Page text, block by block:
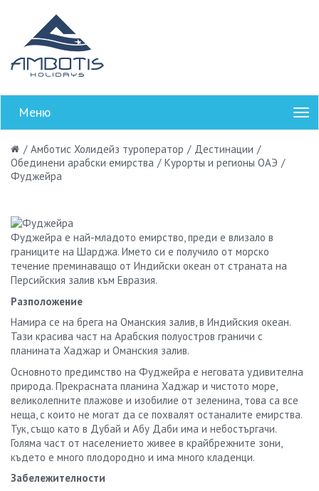
Меню
/ Амботис Холидейз туроператор / Дестинации /
Обединени арабски емирства / Курорты и регионы ОАЭ /
Фуджейра
Фуджейра е най-младото емирство, преди е влизало в
границите на Шарджа. Името си е получило от морско
течение преминаващо от Индийски океан от страната на
Персийския залив към Евразия.
Разположение
Намира се на брега на Оманския залив, в Индийския океан.
Тази красива част на Арабския полуостров граничи с
планината Хаджар и Оманския залив.
Основното предимство на Фуджейра е неговата удивителна
природа. Прекрасната планина Хаджар и чистото море,
великолепните плажове и изобилие от зеленина, това са все
неща, с които не могат да се похвалят останалите емирства.
Тук, също като в Дубай и Абу Даби има и небостъргачи.
Голяма част от населението живее в крайбрежните зони,
където е много плодородно и има много кладенци.
Забележителности